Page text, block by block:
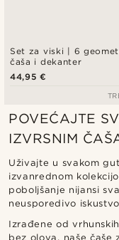
Set za viski | 6
čaša i dekanter
44,95 €
POVEĆAJTE
IZVRSNIM
Uživajte u svakom
izvanrednom
poboljšanje nijansi
neusporedivo
Izrađene od
bez olova, naše čaše